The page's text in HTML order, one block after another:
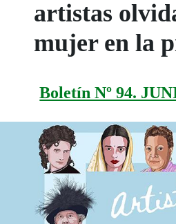
artistas
mujer en la
Boletín Nº 94.